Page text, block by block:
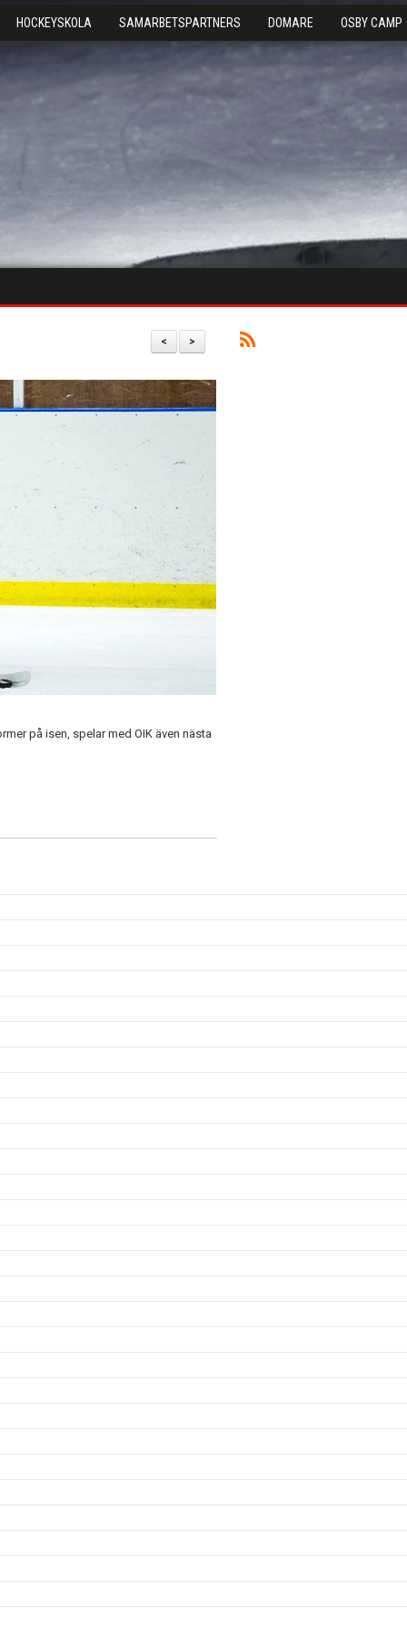
HOCKEYSKOLA SAMARBETSPARTNERS DOMARE OSBY CAMP
>
<
på isen, spelar med OIK även nästa